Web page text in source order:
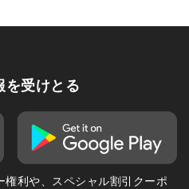
を受けとる
権利や、スペシャル割引クーポ